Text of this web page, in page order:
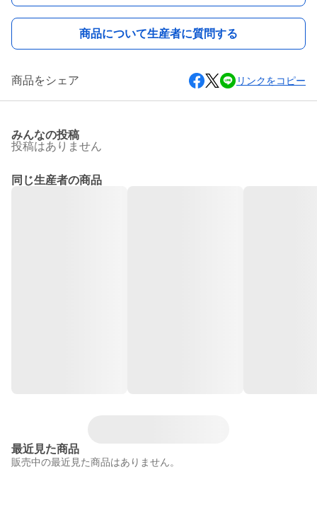
商品について生産者に質問する
商品をシェア リンクをコピー
みんなの投稿
投稿はありません
同じ生産者の商品
最近見た商品
販売中の最近見た商品はありません。